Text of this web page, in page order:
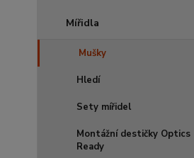
Mířidla
Mušky
Hledí
Sety mířidel
Montážní destičky Optics
Ready